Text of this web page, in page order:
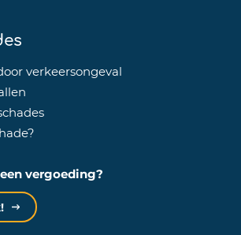
verkeersongeval
vergoeding?